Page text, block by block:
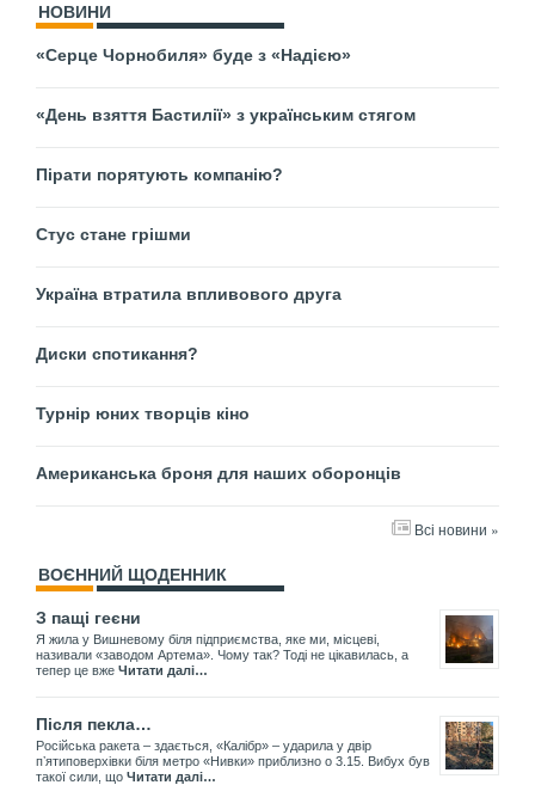
НОВИНИ
«Серце Чорнобиля» буде з «Надією»
«День взяття Бастилії» з українським стягом
Пірати порятують компанію?
Стус стане грішми
Україна втратила впливового друга
Диски спотикання?
Турнір юних творців кіно
Американська броня для наших оборонців
Всі новини »
ВОЄННИЙ ЩОДЕННИК
З пащі геєни
Я жила у Вишневому біля підприємства, яке ми, місцеві,
називали «заводом Артема». Чому так? Тоді не цікавилась, а
тепер це вже Читати далі…
Після пекла…
Російська ракета – здається, «Калібр» – ударила у двір
пʼятиповерхівки біля метро «Нивки» приблизно о 3.15. Вибух був
такої сили, що Читати далі…